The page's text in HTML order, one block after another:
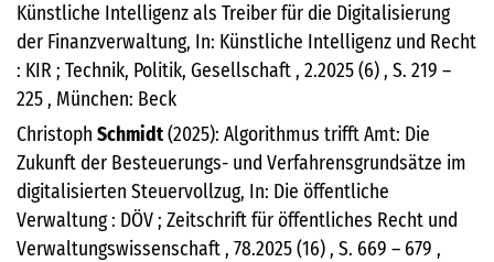
Künstliche Intelligenz als Treiber für die Digitalisierung
der Finanzverwaltung, In: Künstliche Intelligenz und Recht
: KIR ; Technik, Politik, Gesellschaft , 2.2025 (6) , S. 219 –
225 , München: Beck
Christoph Schmidt(2025): Algorithmus trifft Amt: Die
Zukunft der Besteuerungs- und Verfahrensgrundsätze im
digitalisierten Steuervollzug, In: Die öffentliche
Verwaltung : DÖV ; Zeitschrift für öffentliches Recht und
Verwaltungswissenschaft , 78.2025 (16) , S. 669 – 679 ,